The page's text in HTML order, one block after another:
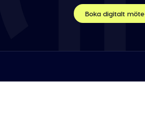
Boka digitalt möte